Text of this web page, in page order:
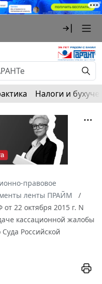
Налоги и
правовое
ленты ПРАЙМ
22 октября 2015 г. N
кассационной жалобы
Российской